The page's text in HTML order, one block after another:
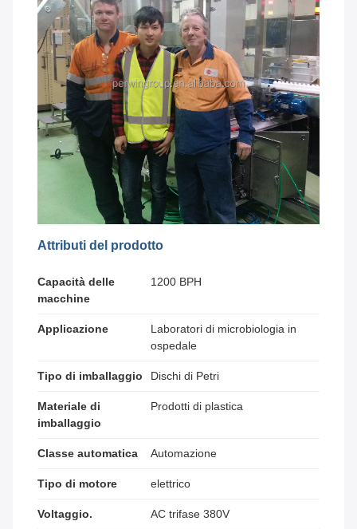
Attributi del prodotto
Capacità delle
macchine
1200 BPH
Applicazione
Laboratori di microbiologia in
ospedale
Tipo di imballaggio Dischi di Petri
Materiale di
imballaggio
Prodotti di plastica
Classe automatica Automazione
Tipo di motore elettrico
Voltaggio. AC trifase 380V